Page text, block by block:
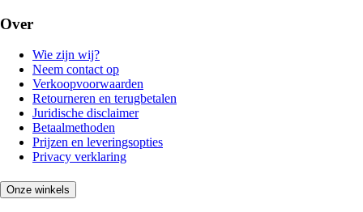
Over
Wie zijn wij?
Neem contact op
Verkoopvoorwaarden
Retourneren en terugbetalen
Juridische disclaimer
Betaalmethoden
Prijzen en leveringsopties
Privacy verklaring
Onze winkels